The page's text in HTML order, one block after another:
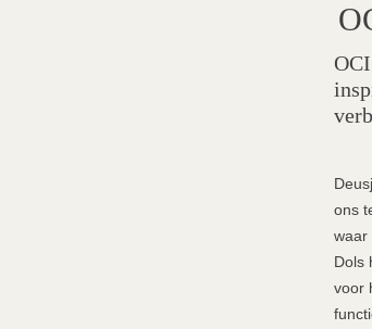
ons
waar
Dols
voor